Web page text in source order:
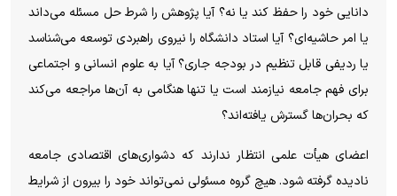
دانایی خود را حفظ کند یا نه؟ آیا پژوهش را شرط حل مسئله می‌داند
یا امر حاشیه‌ای؟ آیا استاد دانشگاه را نیروی راهبردی توسعه می‌شناسد
یا ردیفی قابل تنظیم در بودجه جاری؟ آیا به علوم انسانی و اجتماعی
برای فهم جامعه نیازمند است یا تنها هنگامی به آن‌ها مراجعه می‌کند
که بحران‌ها گسترش یافته‌اند؟
اعضای هیأت علمی انتظار ندارند که دشواری‌های اقتصادی جامعه
نادیده گرفته شود. هیچ گروه مسئولی نمی‌تواند خود را بیرون از شرایط